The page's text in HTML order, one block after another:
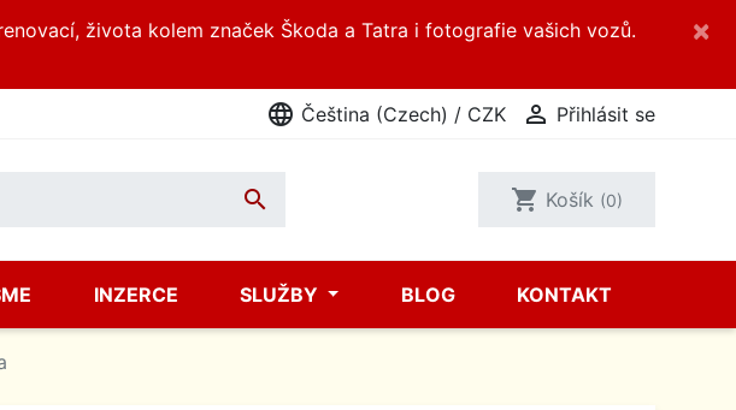
života kolem značek Škoda a Tatra i fotografie vašich vozů.
×
language Čeština (Czech) / CZK  Přihlásit se
 shopping_cart Košík (0)
INZERCE SLUŽBY BLOG KONTAKT